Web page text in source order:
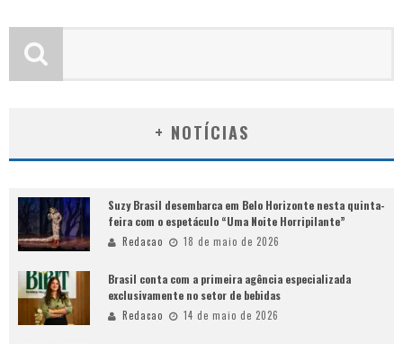
+ NOTÍCIAS
Suzy Brasil desembarca em Belo Horizonte nesta quinta-
feira com o espetáculo “Uma Noite Horripilante”
Redacao 18 de maio de 2026
Brasil conta com a primeira agência especializada
exclusivamente no setor de bebidas
Redacao 14 de maio de 2026